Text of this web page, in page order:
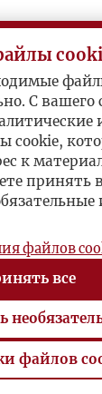
serwis
, a w
im. Jerzego
ale też
С вашего
cookie,
к
принять
файлов
все
файлов